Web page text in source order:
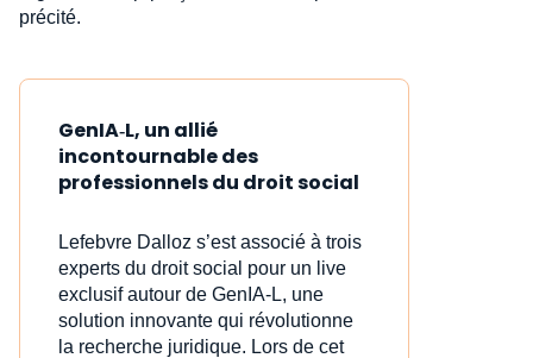
précité.
GenIA‑L, un allié
incontournable des
professionnels du droit social
Lefebvre Dalloz s’est associé à trois
experts du droit social pour un live
exclusif autour de GenIA‑L, une
solution innovante qui révolutionne
la recherche juridique. Lors de cet